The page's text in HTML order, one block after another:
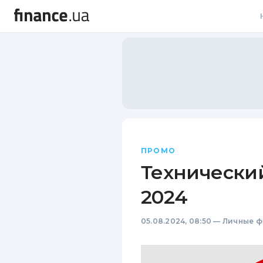
ПРОМО
2024
05.08.2024, 08:50 — Личные